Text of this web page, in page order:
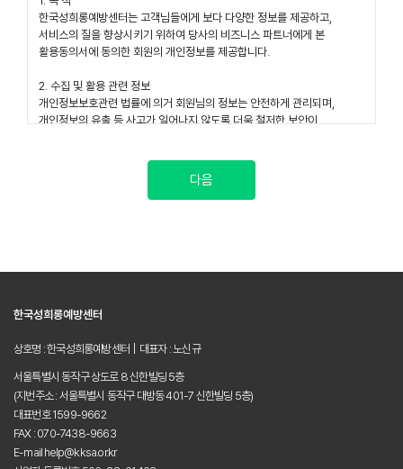
다음
한국성희롱예방센터
상호명 : 한국성희롱예방센터 | 대표자 : 노신규
서울특별시 동작구 상도로 8 신한빌딩 5층
(지번주소 : 서울특별시 동작구 대방동 401-7 신한빌딩 5층)
대표번호 1599-9662
FAX : 070-7438-9663
E-mail help@kksa.or.kr